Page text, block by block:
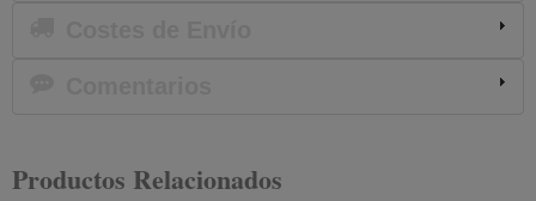
Productos Relacionados